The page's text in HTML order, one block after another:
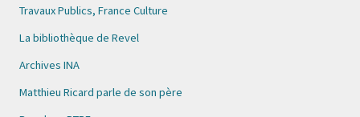
Travaux Publics, France Culture
La bibliothèque de Revel
Archives INA
Matthieu Ricard parle de son père